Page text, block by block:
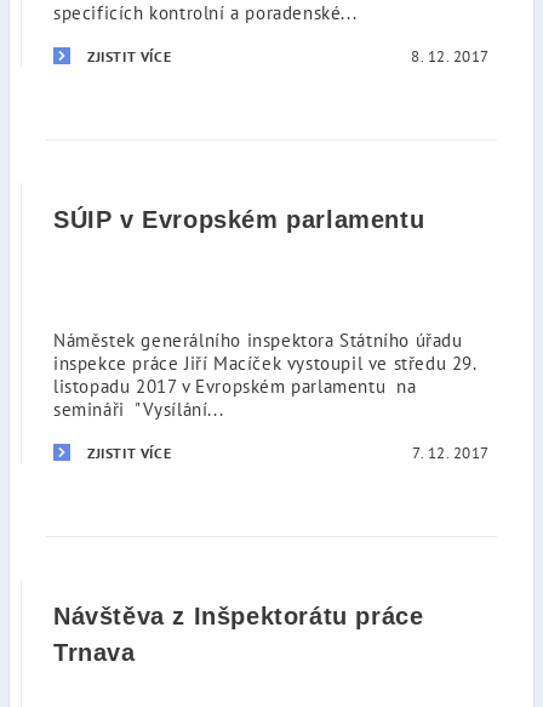
specificích kontrolní a poradenské...
ZJISTIT VÍCE 8. 12. 2017
SÚIP v Evropském parlamentu
Náměstek generálního inspektora Státního úřadu
inspekce práce Jiří Macíček vystoupil ve středu 29.
listopadu 2017 v Evropském parlamentu na
semináři "Vysílání...
ZJISTIT VÍCE 7. 12. 2017
Návštěva z Inšpektorátu práce
Trnava